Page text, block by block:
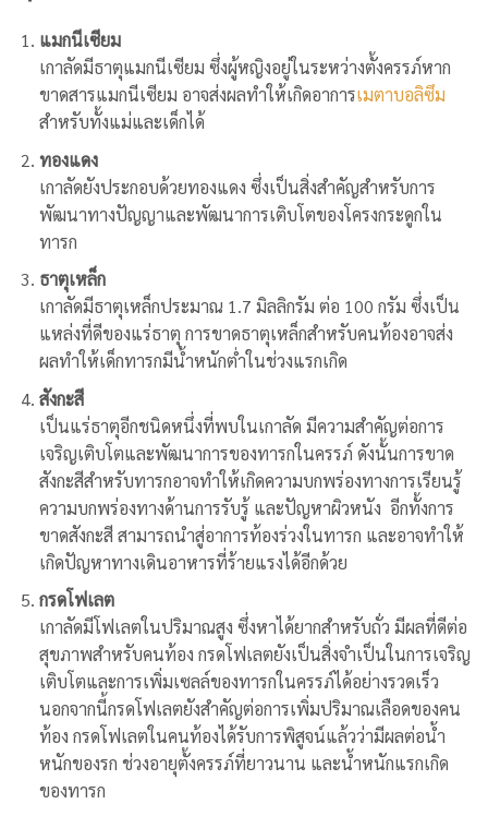
แมกนีเซียม
เกาลัดมีธาตุแมกนีเซียม ซึ่งผู้หญิงอยู่ในระหว่างตั้งครรภ์หาก
ขาดสารแมกนีเซียม อาจส่งผลทำให้เกิดอาการเมตาบอลิซึม
สำหรับทั้งแม่และเด็กได้
ทองแดง
เกาลัดยังประกอบด้วยทองแดง ซึ่งเป็นสิ่งสำคัญสำหรับการ
พัฒนาทางปัญญาและพัฒนาการเติบโตของโครงกระดูกใน
ทารก
ธาตุเหล็ก
เกาลัดมีธาตุเหล็กประมาณ 1.7 มิลลิกรัม ต่อ 100 กรัม ซึ่งเป็น
แหล่งที่ดีของแร่ธาตุ การขาดธาตุเหล็กสำหรับคนท้องอาจส่ง
ผลทำให้เด็กทารกมีน้ำหนักต่ำในช่วงแรกเกิด
สังกะสี
เป็นแร่ธาตุอีกชนิดหนึ่งที่พบในเกาลัด มีความสำคัญต่อการ
เจริญเติบโตและพัฒนาการของทารกในครรภ์ ดังนั้นการขาด
สังกะสีสำหรับทารกอาจทำให้เกิดความบกพร่องทางการเรียนรู้
ความบกพร่องทางด้านการรับรู้ และปัญหาผิวหนัง อีกทั้งการ
ขาดสังกะสี สามารถนำสู่อาการท้องร่วงในทารก และอาจทำให้
เกิดปัญหาทางเดินอาหารที่ร้ายแรงได้อีกด้วย
กรดโฟเลต
เกาลัดมีโฟเลตในปริมาณสูง ซึ่งหาได้ยากสำหรับถั่ว มีผลที่ดีต่อ
สุขภาพสำหรับคนท้อง กรดโฟเลตยังเป็นสิ่งจำเป็นในการเจริญ
เติบโตและการเพิ่มเซลล์ของทารกในครรภ์ได้อย่างรวดเร็ว
นอกจากนี้กรดโฟเลตยังสำคัญต่อการเพิ่มปริมาณเลือดของคน
ท้อง กรดโฟเลตในคนท้องได้รับการพิสูจน์แล้วว่ามีผลต่อน้ำ
หนักของรก ช่วงอายุตั้งครรภ์ที่ยาวนาน และน้ำหนักแรกเกิด
ของทารก